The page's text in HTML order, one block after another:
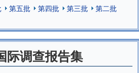
第五批 第四批 第三批
第二批
际调查报告集